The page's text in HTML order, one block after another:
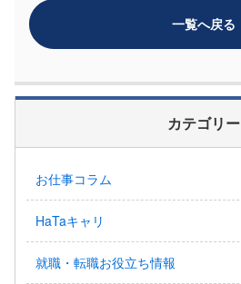
一覧へ戻る
カテゴリー
お仕事コラム
HaTaキャリ
就職・転職お役立ち情報